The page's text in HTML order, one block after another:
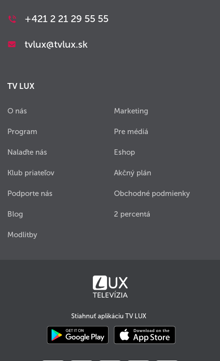
+421 2 21 29 55 55
tvlux@tvlux.sk
TV LUX
O nás
Program
Nalaďte nás
Klub priateľov
Podporte nás
Blog
Modlitby
Marketing
Pre médiá
Eshop
Akčný plán
Obchodné podmienky
2 percentá
Stiahnuť aplikáciu TV LUX